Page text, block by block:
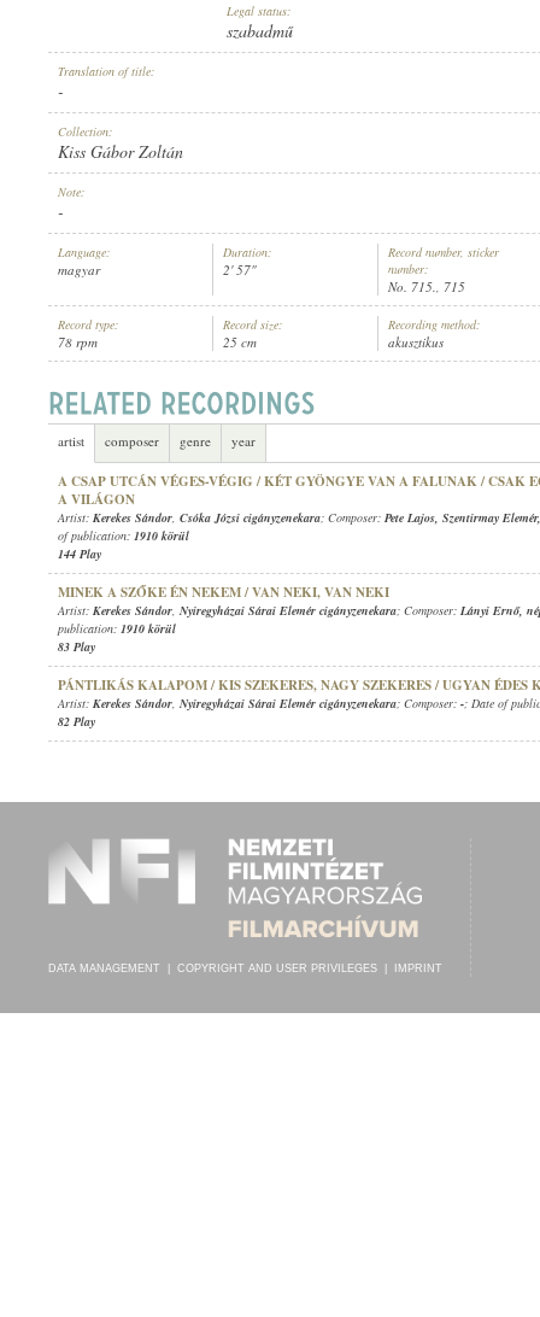
RECORD NUMBER:
Legal status:
szabadmű
Translation of title:
-
Collection:
Kiss Gábor Zoltán
Note:
-
Language:
magyar
Duration:
2' 57"
Record number, sticker
number:
No. 715., 715
Record type:
78 rpm
Record size:
25 cm
Recording method:
akusztikus
artist composer genre year
A CSAP UTCÁN VÉGES-VÉGIG / KÉT GYÖNGYE VAN A FALUNAK / CSAK
A VILÁGON
Artist: Kerekes Sándor, Csóka Józsi cigányzenekara; Composer: Pete Lajos, Szentirmay Elemér
of publication: 1910 körül
144 Play
MINEK A SZŐKE ÉN NEKEM / VAN NEKI, VAN NEKI
Artist: Kerekes Sándor, Nyiregyházai Sárai Elemér cigányzenekara; Composer: Lányi Ernő,
publication: 1910 körül
83 Play
PÁNTLIKÁS KALAPOM / KIS SZEKERES, NAGY SZEKERES / UGYAN ÉDES
Artist: Kerekes Sándor, Nyiregyházai Sárai Elemér cigányzenekara; Composer: -; Date of
82 Play
DATA MANAGEMENT COPYRIGHT AND USER PRIVILEGES IMPRINT